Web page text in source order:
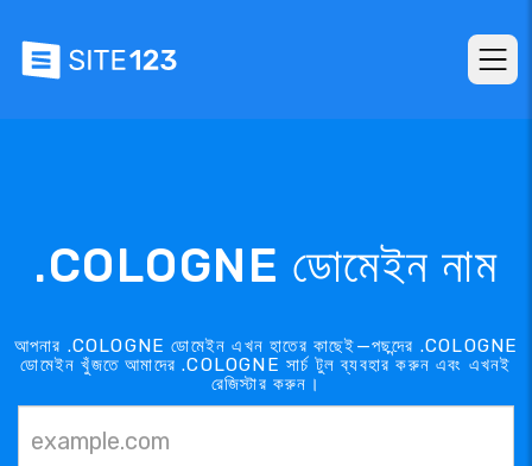
.COLOGNE ডোমেইন নাম
আপনার .COLOGNE ডোমেইন এখন হাতের কাছেই—পছন্দের .COLOGNE
ডোমেইন খুঁজতে আমাদের .COLOGNE সার্চ টুল ব্যবহার করুন এবং এখনই
রেজিস্টার করুন।